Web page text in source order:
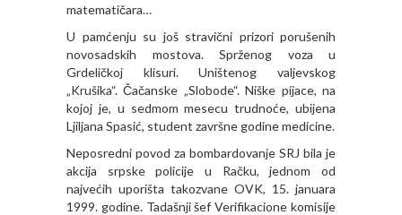
matematičara…
U pamćenju su još stravični prizori porušenih
novosadskih mostova. Sprženog voza u
Grdeličkoj klisuri. Uništenog valjevskog
„Krušika“. Čačanske „Slobode“. Niške pijace, na
kojoj je, u sedmom mesecu trudnoće, ubijena
Ljiljana Spasić, student završne godine medicine.
Neposredni povod za bombardovanje SRJ bila je
akcija srpske policije u Račku, jednom od
najvećih uporišta takozvane OVK, 15. januara
1999. godine. Tadašnji šef Verifikacione komisije